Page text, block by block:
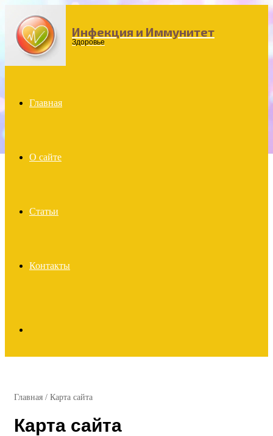
Menu Инфекция и Иммунитет
Здоровье
Главная
О сайте
Статьи
Контакты
Главная / Карта сайта
Карта сайта